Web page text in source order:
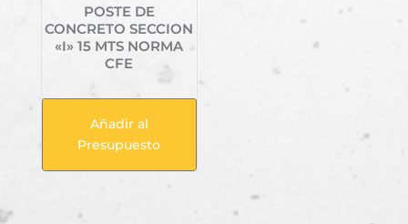
POSTE DE
CONCRETO SECCION
«I» 15 MTS NORMA
CFE
Añadir al
Presupuesto